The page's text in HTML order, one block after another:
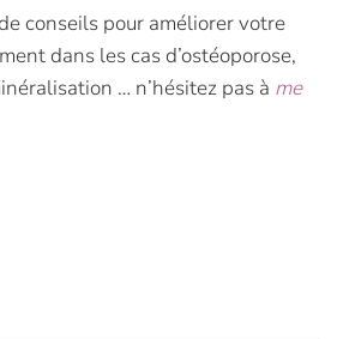
conseils pour améliorer votre
dans les cas d’ostéoporose,
… n’hésitez pas à me